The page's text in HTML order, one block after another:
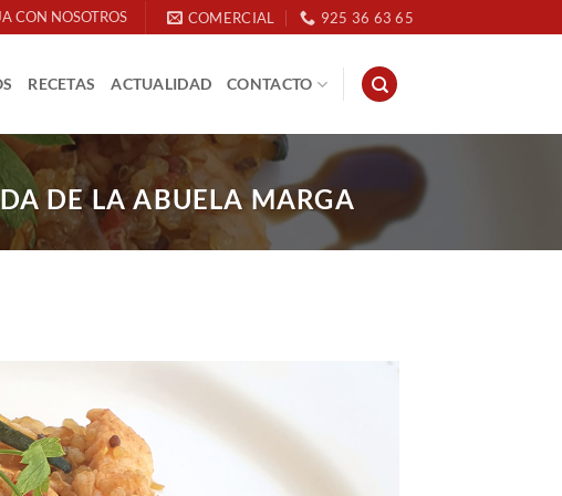
CON NOSOTROS COMERCIAL 925 36 63 65
RECETAS ACTUALIDAD CONTACTO
DE LA ABUELA MARGA